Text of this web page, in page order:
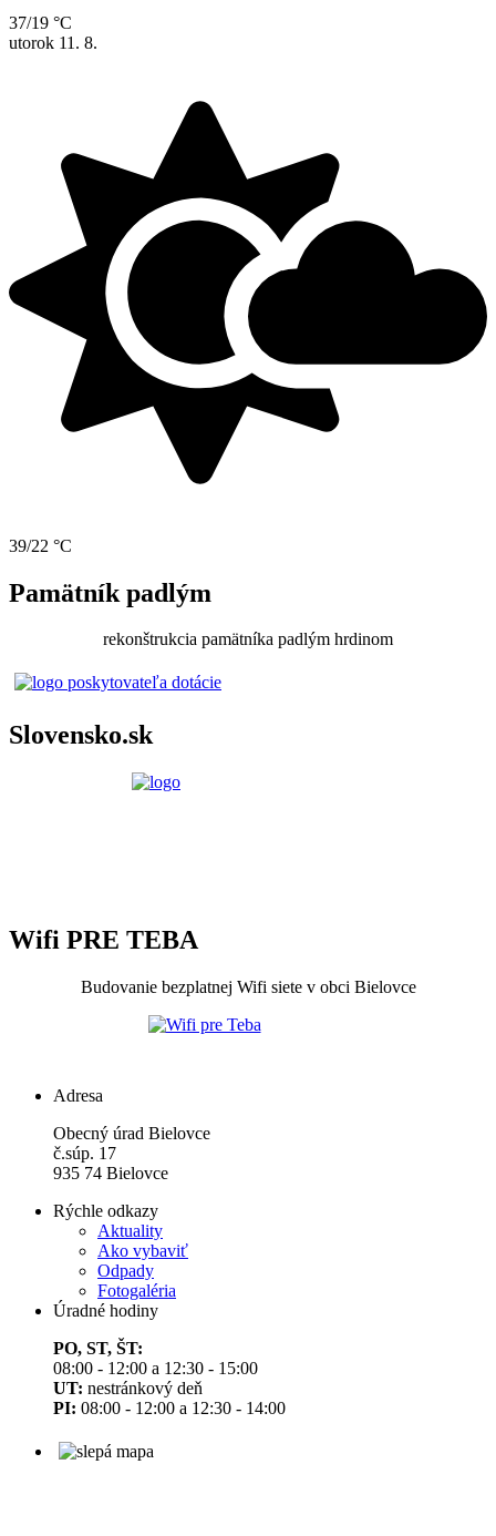
37/19 °C
utorok 11. 8.
39/22 °C
Pamätník padlým
rekonštrukcia pamätníka padlým hrdinom
Slovensko.sk
Wifi PRE TEBA
Budovanie bezplatnej Wifi siete v obci Bielovce
Adresa
Obecný úrad Bielovce
č.súp. 17
935 74 Bielovce
Rýchle odkazy
Aktuality
Ako vybaviť
Odpady
Fotogaléria
Úradné hodiny
PO, ST, ŠT:
08:00 - 12:00 a 12:30 - 15:00
UT: nestránkový deň
PI: 08:00 - 12:00 a 12:30 - 14:00